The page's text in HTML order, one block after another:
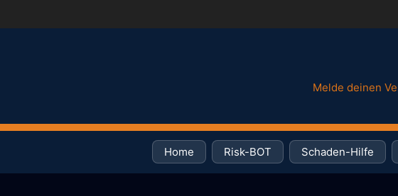
Melde deinen
Home Risk-BOT Schaden-Hilfe